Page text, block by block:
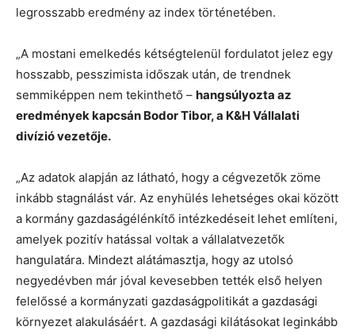
legrosszabb eredmény az index történetében.
„A mostani emelkedés kétségtelenül fordulatot jelez egy
hosszabb, pesszimista időszak után, de trendnek
semmiképpen nem tekinthető – hangsúlyozta az
eredmények kapcsán Bodor Tibor, a K&H Vállalati
divízió vezetője.
„Az adatok alapján az látható, hogy a cégvezetők zöme
inkább stagnálást vár. Az enyhülés lehetséges okai között
a kormány gazdaságélénkítő intézkedéseit lehet említeni,
amelyek pozitív hatással voltak a vállalatvezetők
hangulatára. Mindezt alátámasztja, hogy az utolsó
negyedévben már jóval kevesebben tették első helyen
felelőssé a kormányzati gazdaságpolitikát a gazdasági
környezet alakulásáért. A gazdasági kilátásokat leginkább